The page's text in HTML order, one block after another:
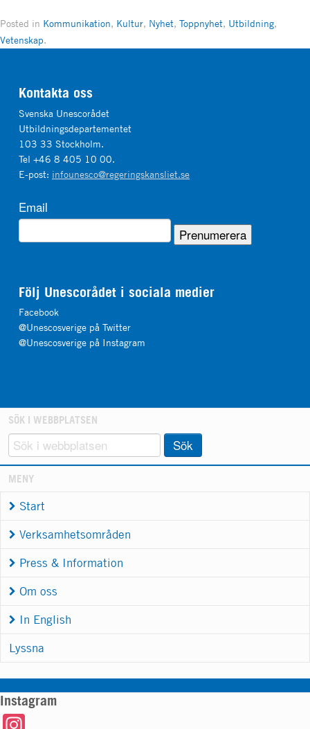
Posted in Kommunikation, Kultur, Nyhet, Toppnyhet, Utbildning,
Vetenskap.
Kontakta oss
Svenska Unescorådet
Utbildningsdepartementet
103 33 Stockholm.
Tel +46 8 405 10 00.
E-post: infounesco@regeringskansliet.se
Email
Följ Unescorådet i sociala medier
Facebook
@Unescosverige på Twitter
@Unescosverige på Instagram
SÖK I WEBBPLATSEN
Sök
MENY
Start
Verksamhetsområden
Press & Information
Om oss
In English
Lyssna
Instagram